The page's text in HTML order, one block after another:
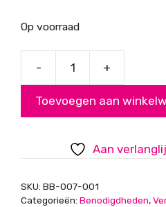
Op voorraad
-
4mm
+
Toevoegen aan
Aan
SKU: BB-007-001
Categorieën: Benodigdheden,